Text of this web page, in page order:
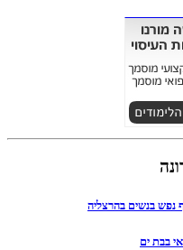
נפש בנשים בהרצליה
בבת ים